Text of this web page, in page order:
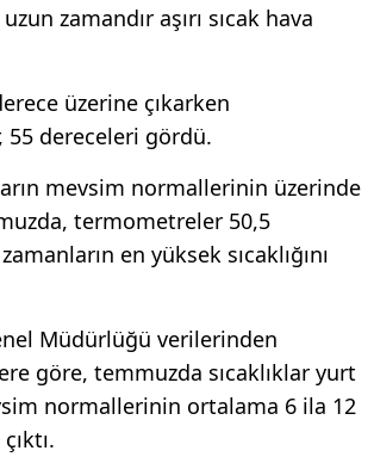
zamandır aşırı sıcak hava
üzerine çıkarken
dereceleri gördü.
mevsim normallerinin üzerinde
termometreler 50,5
en yüksek sıcaklığını
Müdürlüğü verilerinden
göre, temmuzda sıcaklıklar yurt
normallerinin ortalama 6 ila 12